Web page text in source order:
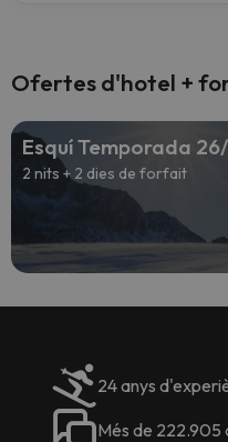
Ofertes d'hotel +
Esquí Temporada
2 nits + 2 dies de forfait
24 anys
Més de 222.905